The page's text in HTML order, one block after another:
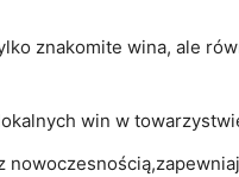
znakomite wina, ale
win w